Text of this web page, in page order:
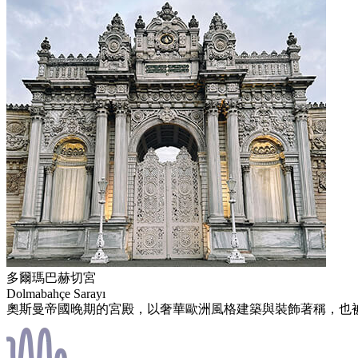
多爾瑪巴赫切宮
Dolmabahçe Sarayı
奧斯曼帝國晚期的宮殿，以奢華歐洲風格建築與裝飾著稱，也